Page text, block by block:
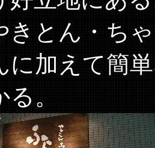
きとん・ち
に加えて簡
。